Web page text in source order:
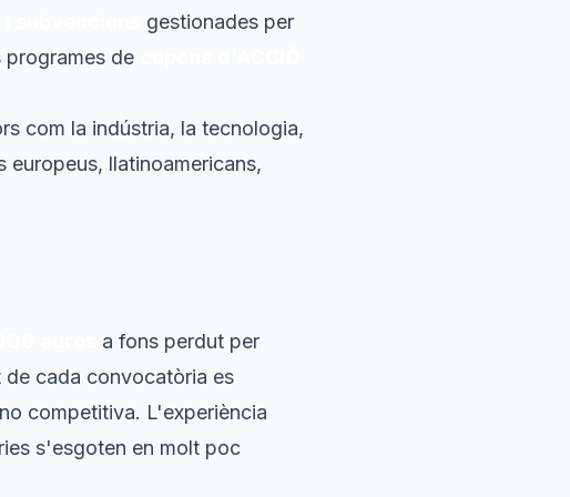
gestionades per
programes de
com la indústria, la tecnologia,
europeus, llatinoamericans,
a fons perdut per
cada convocatòria es
competitiva. L'experiència
s'esgoten en molt poc